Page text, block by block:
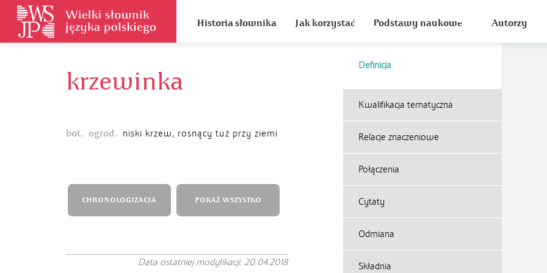
Historia słownika Jak korzystać Podstawy naukowe Autorzy
krzewinka
Definicja
bot. ogrod. niski krzew, rosnący tuż przy ziemi
Kwalifikacja tematyczna
Relacje znaczeniowe
Połączenia
Cytaty
Odmiana
Składnia
CHRONOLOGIZACJA POKAŻ WSZYSTKO
Data ostatniej modyfikacji: 20.04.2018